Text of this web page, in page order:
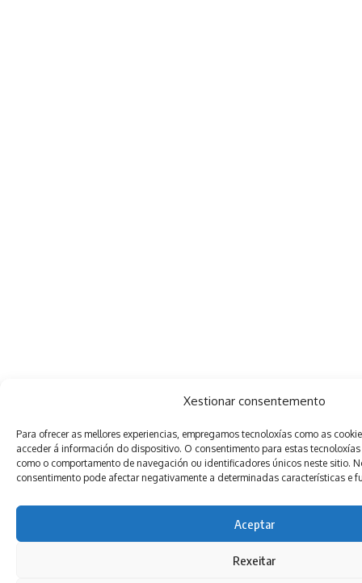
Xestionar consentemento
Para ofrecer as mellores experiencias, empregamos tecnoloxías como as
acceder á información do dispositivo. O consentimento para estas
como o comportamento de navegación ou identificadores únicos neste sitio.
consentimento pode afectar negativamente a determinadas características e
Aceptar
Rexeitar